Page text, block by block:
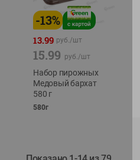
-13%
13.99 руб./шт
15.99 руб./шт
Набор пирожных
Медовый бархат
580 г
580г